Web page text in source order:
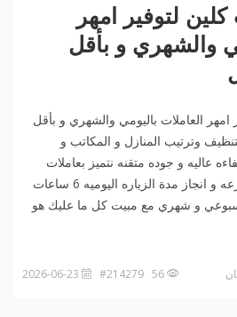
لتوفير امهر
والشهري و بأقل
العاملات باليومي والشهري و بأقل
وترتيب المنازل و المكاتب و
عاليه و جوده متقنه نتميز بعاملات
ذوات اتقان في العمل و سرعه و انجاز مدة الزياره اليوميه 6 ساعات
اسبوعي و شهري مع مبيت كل ما عليك هو